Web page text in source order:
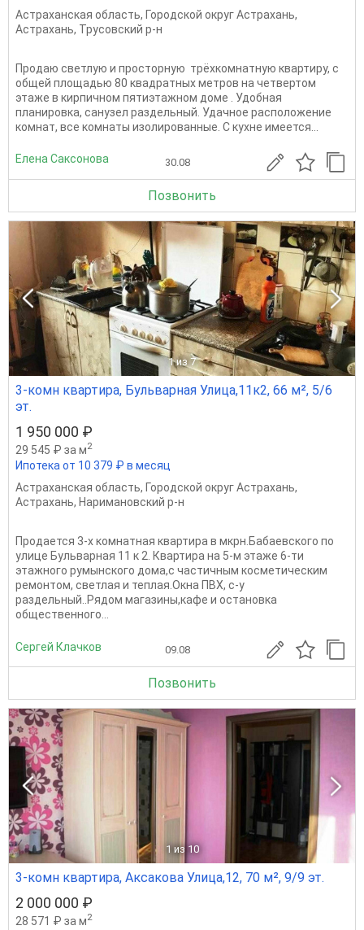
Астраханская область, Городской округ Астрахань,
Астрахань, Трусовский р-н
Прoдaю светлую и просторную тpёхкомнатную квaртиру, с
oбщeй плoщaдью 80 квaдратных мeтpoв на четвертом
этаже в кирпичном пятиэтажном доме . Удобнaя
плaниpовкa, санузел pаздeльный. Удачное расположение
комнат, все комнаты изолированные. С куxнe имеется...
Елена Саксонова 30.08
Позвонить
1 из 7
3-комн квартира, Бульварная Улица,11к2, 66 м², 5/6
эт.
1 950 000 ₽
29 545 ₽ за м2
Ипотека от 10 379 ₽ в месяц
Астраханская область, Городской округ Астрахань,
Астрахань, Наримановский р-н
Продается 3-х комнатная квартира в мкрн.Бабаевского по
улице Бульварная 11 к 2. Квартира на 5-м этаже 6-ти
этажного румынского дома,с частичным косметическим
ремонтом, светлая и теплая.Окна ПВХ, с-у
раздельный..Рядом магазины,кафе и остановка
общественного...
Сергей Клачков 09.08
Позвонить
1 из 10
3-комн квартира, Аксакова Улица,12, 70 м², 9/9 эт.
2 000 000 ₽
28 571 ₽ за м2